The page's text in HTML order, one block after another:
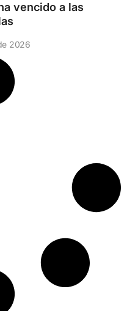
vencido a las
2026